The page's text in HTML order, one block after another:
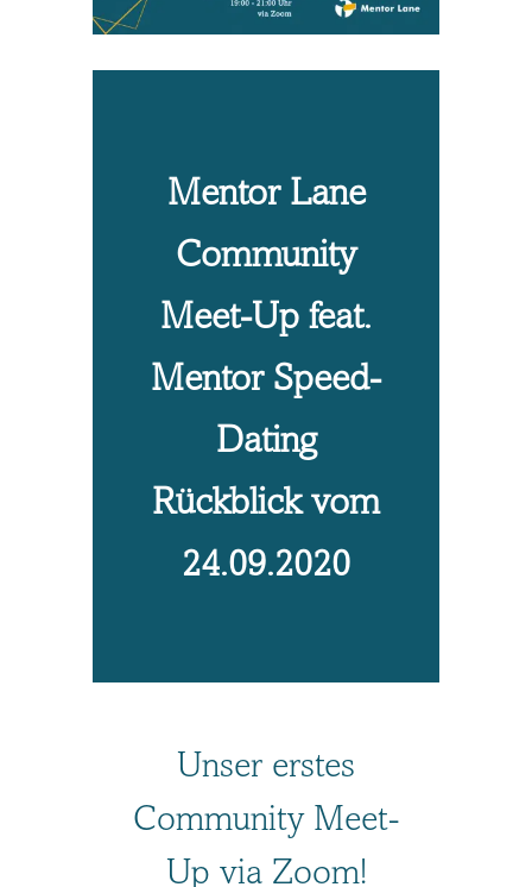
Mentor Lane
Community
Meet-Up feat.
Mentor Speed-
Dating
Rückblick vom
24.09.2020
Unser erstes
Community Meet-
Up via Zoom!